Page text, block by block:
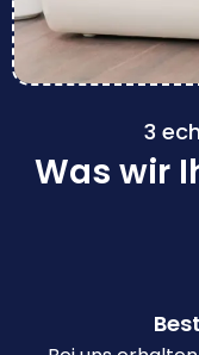
3
Was wir